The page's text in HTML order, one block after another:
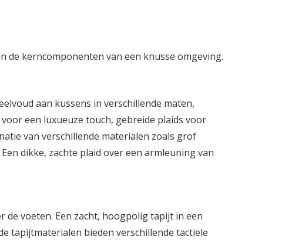
de kerncomponenten van een knusse omgeving.
aan kussens in verschillende maten,
een luxueuze touch, gebreide plaids voor
van verschillende materialen zoals grof
dikke, zachte plaid over een armleuning van
voeten. Een zacht, hoogpolig tapijt in een
tapijtmaterialen bieden verschillende tactiele